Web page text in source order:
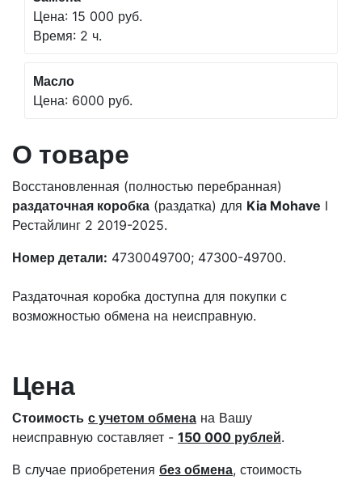
О товаре
Восстановленная (полностью перебранная)
раздаточная коробка (раздатка) для Kia Mohave I
Рестайлинг 2 2019-2025.
Номер детали: 4730049700; 47300-49700.
Раздаточная коробка доступна для покупки с
возможностью обмена на неисправную.
Цена
Стоимость с учетом обмена на Вашу
неисправную составляет - 150 000 рублей.
В случае приобретения без обмена, стоимость
Цена: 15 000 руб.
Время: 2 ч.
Масло
Цена: 6000 руб.